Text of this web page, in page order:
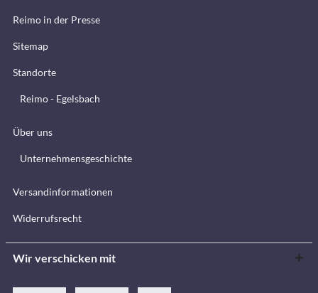
Reimo in der Presse
Sitemap
Standorte
Reimo - Egelsbach
Über uns
Unternehmensgeschichte
Versandinformationen
Widerrufsrecht
Wir verschicken mit